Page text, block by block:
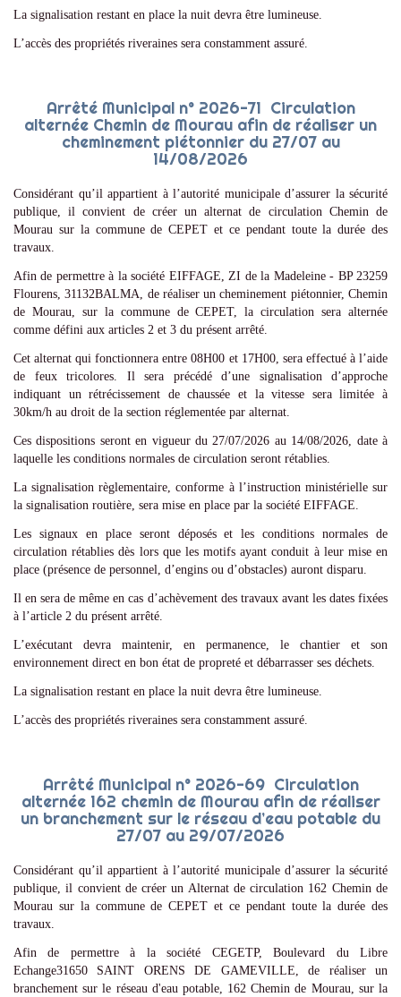
La signalisation restant en place la nuit devra être lumineuse.
L’accès des propriétés riveraines sera constamment assuré.
Arrêté Municipal n° 2026-71 Circulation
alternée Chemin de Mourau afin de réaliser un
cheminement piétonnier du 27/07 au
14/08/2026
Considérant qu’il appartient à l’autorité municipale d’assurer la sécurité
publique, il convient de créer un alternat de circulation Chemin de
Mourau sur la commune de CEPET et ce pendant toute la durée des
travaux.
Afin de permettre à la société EIFFAGE, ZI de la Madeleine - BP 23259
Flourens, 31132BALMA, de réaliser un cheminement piétonnier, Chemin
de Mourau, sur la commune de CEPET, la circulation sera alternée
comme défini aux articles 2 et 3 du présent arrêté.
Cet alternat qui fonctionnera entre 08H00 et 17H00, sera effectué à l’aide
de feux tricolores. Il sera précédé d’une signalisation d’approche
indiquant un rétrécissement de chaussée et la vitesse sera limitée à
30km/h au droit de la section réglementée par alternat.
Ces dispositions seront en vigueur du 27/07/2026 au 14/08/2026, date à
laquelle les conditions normales de circulation seront rétablies.
La signalisation règlementaire, conforme à l’instruction ministérielle sur
la signalisation routière, sera mise en place par la société EIFFAGE.
Les signaux en place seront déposés et les conditions normales de
circulation rétablies dès lors que les motifs ayant conduit à leur mise en
place (présence de personnel, d’engins ou d’obstacles) auront disparu.
Il en sera de même en cas d’achèvement des travaux avant les dates fixées
à l’article 2 du présent arrêté.
L’exécutant devra maintenir, en permanence, le chantier et son
environnement direct en bon état de propreté et débarrasser ses déchets.
La signalisation restant en place la nuit devra être lumineuse.
L’accès des propriétés riveraines sera constamment assuré.
Arrêté Municipal n° 2026-69 Circulation
alternée 162 chemin de Mourau afin de réaliser
un branchement sur le réseau d’eau potable du
27/07 au 29/07/2026
Considérant qu’il appartient à l’autorité municipale d’assurer la sécurité
publique, il convient de créer un Alternat de circulation 162 Chemin de
Mourau sur la commune de CEPET et ce pendant toute la durée des
travaux.
Afin de permettre à la société CEGETP, Boulevard du Libre
Echange31650 SAINT ORENS DE GAMEVILLE, de réaliser un
branchement sur le réseau d'eau potable, 162 Chemin de Mourau, sur la